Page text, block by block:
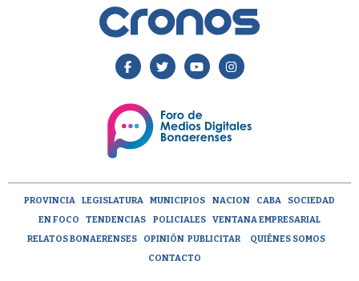
PROVINCIA LEGISLATURA MUNICIPIOS NACION CABA
SOCIEDAD
EN FOCO
TENDENCIAS POLICIALES
VENTANA EMPRESARIAL
RELATOS BONAERENSES
OPINIÓN PUBLICITAR
QUIÉNES SOMOS
CONTACTO